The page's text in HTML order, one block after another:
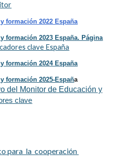
formación 2022 España
formación 2023 España. Página
clave España
formación 2024 España
formación 2025-España
del Monitor de Educación y
clave
para la cooperación